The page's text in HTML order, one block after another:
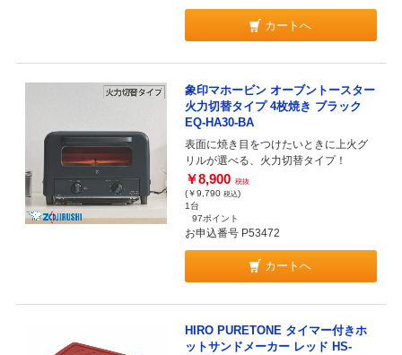
カートへ
象印マホービン オーブントースター
火力切替タイプ 4枚焼き ブラック
EQ-HA30-BA
表面に焼き目をつけたいときに上火グ
リルが選べる、火力切替タイプ！
￥8,900 税抜
(￥9,790 税込)
1台
97ポイント
お申込番号 P53472
カートへ
HIRO PURETONE タイマー付きホ
ットサンドメーカー レッド HS-